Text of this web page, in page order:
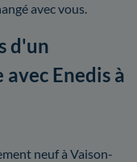
avec vous.
d'un
Enedis à
neuf à Vaison-